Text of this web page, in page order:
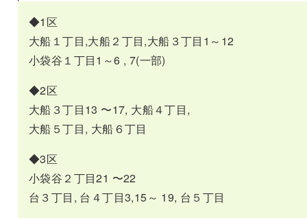
◆1区
大船１丁目,大船２丁目,大船３丁目1～12
小袋谷１丁目1～6 , 7(一部)
◆2区
大船３丁目13 〜17, 大船４丁目,
大船５丁目, 大船６丁目
◆3区
小袋谷２丁目21 〜22
台３丁目, 台４丁目3,15～ 19, 台５丁目